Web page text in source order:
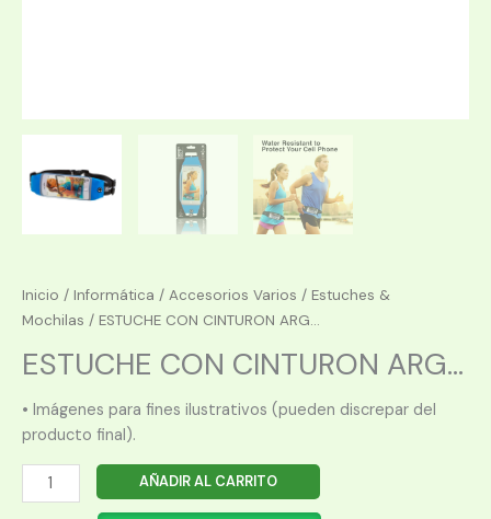
Inicio / Informática / Accesorios Varios / Estuches &
Mochilas / ESTUCHE CON CINTURON ARG...
ESTUCHE CON CINTURON ARG...
• Imágenes para fines ilustrativos (pueden discrepar del
producto final).
ESTUCHE
CON
AÑADIR AL CARRITO